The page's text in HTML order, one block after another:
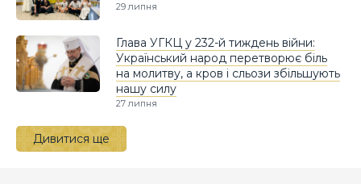
29 липня
Глава УГКЦ у 232-й тиждень війни:
Український народ перетворює біль
на молитву, а кров і сльози збільшують
нашу силу
27 липня
Дивитися ще